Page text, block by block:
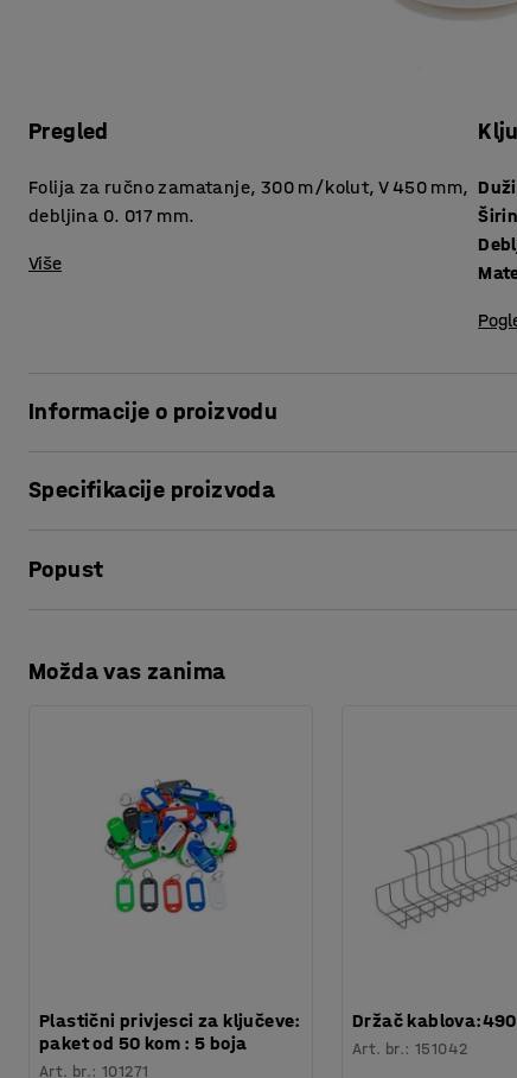
Pregled
Folija za ručno zamatanje, 300 m/kolut, V 450 mm,
debljina 0. 017 mm.
Više
Informacije o proizvodu
Specifikacije proizvoda
Širina: 450
Broj /pakiranje
Težina : 17,46 kg
Popust
Preuzmite upute za održavanjen
Možda vas zanima
Plastični privjesci za ključeve:
paket od 50 kom : 5 boja
Art. br.:101271
Držač
Art. br.:151042